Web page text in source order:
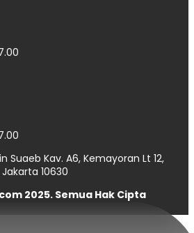
Suaeb Kav. A6, Kemayoran Lt 12,
10630
2025. Semua Hak Cipta